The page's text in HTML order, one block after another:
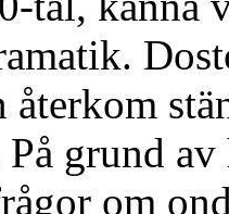
återkom
grund
om